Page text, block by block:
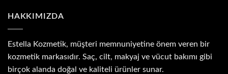
HAKKIMIZDA
Estella Kozmetik, müşteri memnuniyetine önem veren bir
kozmetik markasıdır. Saç, cilt, makyaj ve vücut bakımı gibi
birçok alanda doğal ve kaliteli ürünler sunar.